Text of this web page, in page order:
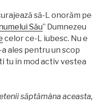
să-L onorăm pe
Său” Dumnezeu
celor ce-L iubesc. Nu e
ales pentru un scop
tu în mod activ vestea
săptămâna aceasta,